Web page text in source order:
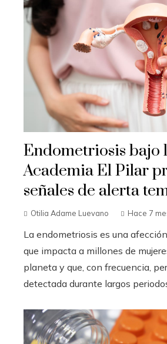
Endometriosis bajo
Academia El Pilar
señales de alerta
Otilia Adame Luevano Hace 7
La endometriosis es una
que impacta a millones de
planeta y que, con frecuencia,
detectada durante largos